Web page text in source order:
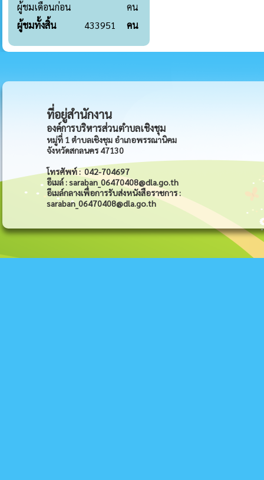
ผู้ชมเดือนก่อน
คน
ผู้ชมทั้งสิ้น
433951 คน
ที่อยู่สำนักงาน
องค์การบริหารส่วนตำบลเชิงชุม
หมู่ที่ 1 ตำบลเชิงชุม อำเภอพรรณานิคม
จังหวัดสกลนคร 47130
โทรศัพท์ : 042-704697
อีเมล์ : saraban_06470408@dla.go.th
อีเมล์กลางเพื่อการรับส่งหนังสือราชการ :
saraban_06470408@dla.go.th